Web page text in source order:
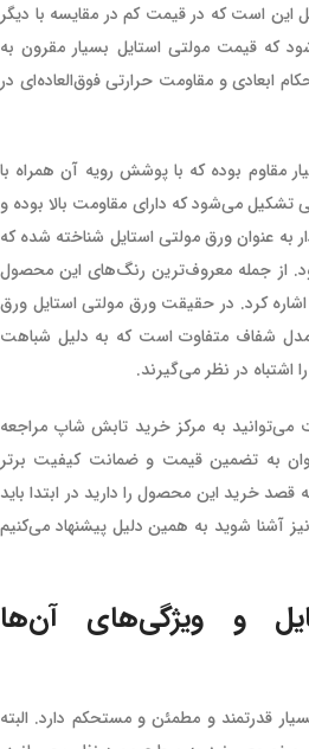
این است که در قیمت کم در مقایسه با دیگر
که قیمت مولتی استایل بسیار مقرون به
ابعادی و مقاومت حرارتی فوق‌العاده‌ای در
مقاوم بوده که با پوشش رویه آن همراه با
تشکیل می‌شود که دارای مقاومت بالا بوده و
به عنوان ورق مولتی استایل شناخته شده که
از جمله معروف‌ترین رنگ‌های این محصول
کرد. در حقیقت ورق مولتی استایل ورق
شفاف متفاوت است که به دلیل شباهت
اشتباه در نظر می‌گیرند.
به مرکز خرید تابش شاپ مراجعه
به تضمین قیمت و ضمانت کیفیت برتر
خرید این محصول را دارید در ابتدا باید
آشنا شوید به همین دلیل پیشنهاد می‌کنیم
و ویژگی‌های آن‌ها
قدرتمند و مطمئن و مستحکم دارد. البته